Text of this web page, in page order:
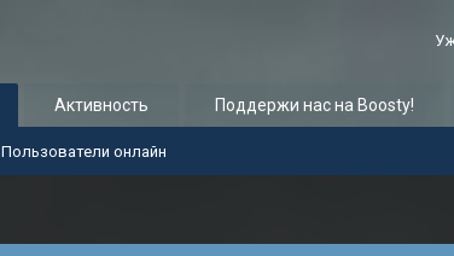
Пользователи онлайн
Активность Поддержи нас на Boosty!